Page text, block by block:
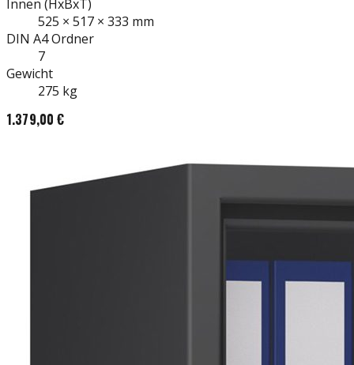
Innen (HxBxT)
525 × 517 × 333 mm
DIN A4Ordner
7
Gewicht
275 kg
1.379,00 €